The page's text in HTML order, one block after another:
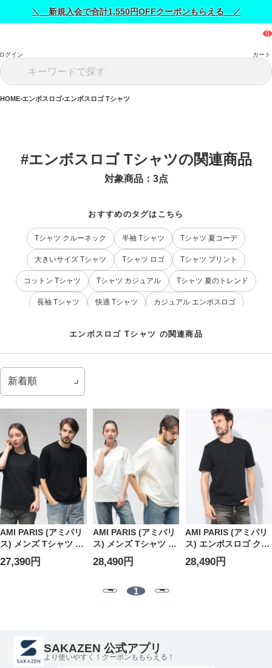
＼ 新規入会で合計1,550円OFFクーポンもらえる ／
グイン カート
HOME エンボスロゴ エンボスロゴ Tシャツ
#エンボスロゴ Tシャツの関連商品
対象商品： 3点
おすすめのタグはこちら
Tシャツ クルーネック 半袖 Tシャツ Tシャツ 夏コーデ
大きいサイズ Tシャツ Tシャツ ロゴ Tシャツ プリント
コットン Tシャツ Tシャツ カジュアル Tシャツ 夏のトレンド
長袖 Tシャツ 快適 Tシャツ カジュアル エンボスロゴ
エンボスロゴ Tシャツ の関連商品
AMI PARIS (アミパリ
ス) メンズ Tシャツ 半
袖 ロゴ スモールエン
ボス クルーネック カ
27,390円
AMI PARIS (アミパリ
ス) メンズ Tシャツ 半
袖 ロゴ ビッグエンボ
ス クルーネック カッ
AMUTS357726
28,490円
AMI PARIS (アミパリ
ス) エンボスロゴ クル
ーネック 半袖 Tシャ
ツ AMUTS027726
28,490円
1
SAKAZEN 公式アプリ
より使いやすく！クーポンももらえる！